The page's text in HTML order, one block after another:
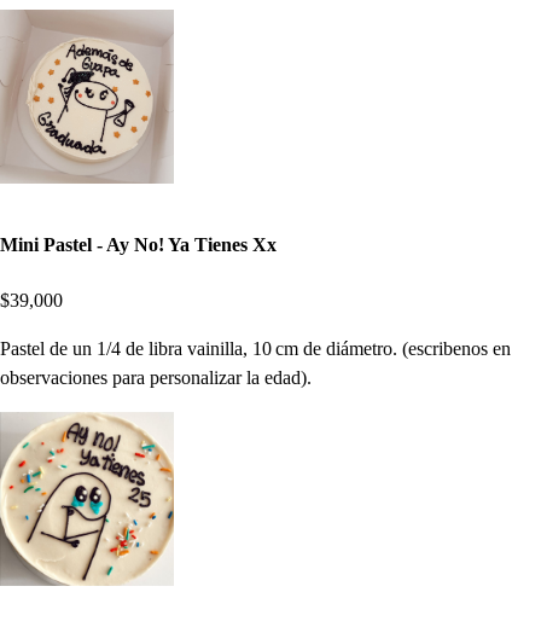
Mini Pastel - Ay No! Ya Tienes Xx
$39,000
Pastel de un 1/4 de libra vainilla, 10 cm de diámetro. (escribenos en
observaciones para personalizar la edad).